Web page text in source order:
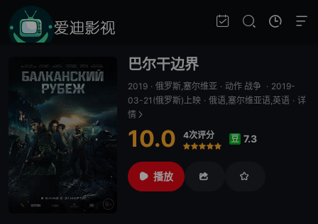
巴尔干边界
2019 · 俄罗斯,塞尔维亚 · 动作 战争 · 2019-
03-21(俄罗斯)上映 · 俄语,塞尔维亚语,英语 · 详
情
10.0 4次评分
很差
较差
还行推荐力荐
豆 7.3
播放